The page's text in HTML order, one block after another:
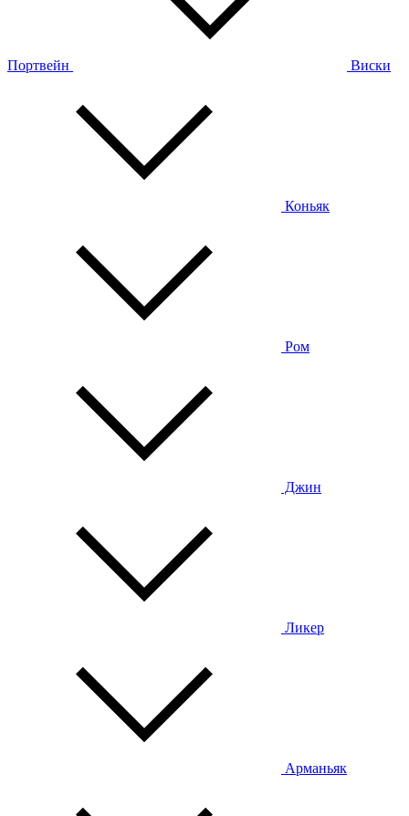
Портвейн Виски
Коньяк
Ром
Джин
Ликер
Арманьяк